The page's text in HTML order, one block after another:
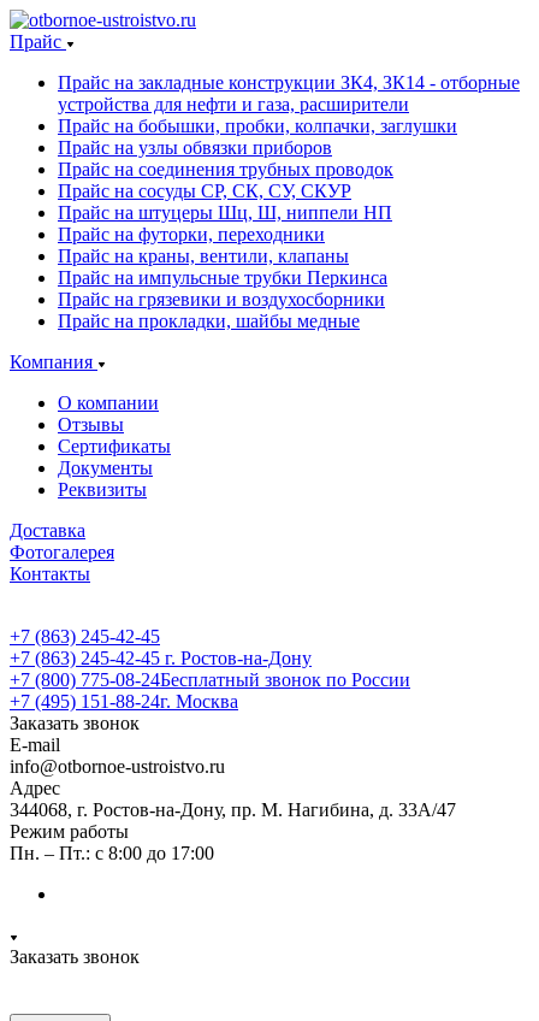
Прайс
Прайс на закладные конструкции ЗК4, ЗК14 - отборные
устройства для нефти и газа, расширители
Прайс на бобышки, пробки, колпачки, заглушки
Прайс на узлы обвязки приборов
Прайс на соединения трубных проводок
Прайс на сосуды СР, СК, СУ, СКУР
Прайс на штуцеры Шц, Ш, ниппели НП
Прайс на футорки, переходники
Прайс на краны, вентили, клапаны
Прайс на импульсные трубки Перкинса
Прайс на грязевики и воздухосборники
Прайс на прокладки, шайбы медные
Компания
О компании
Отзывы
Сертификаты
Документы
Реквизиты
Доставка
Фотогалерея
Контакты
+7 (863) 245-42-45
+7 (863) 245-42-45 г. Ростов-на-Дону
+7 (800) 775-08-24Бесплатный звонок по России
+7 (495) 151-88-24г. Москва
Заказать звонок
E-mail
info@otbornoe-ustroistvo.ru
Адрес
344068, г. Ростов-на-Дону, пр. М. Нагибина, д. 33А/47
Режим работы
Пн. – Пт.: с 8:00 до 17:00
Заказать звонок